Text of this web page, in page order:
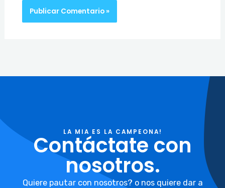
LA MIA ES LA CAMPEONA!
Contáctate con
nosotros.
Quiere pautar con nosotros? o nos quiere dar a